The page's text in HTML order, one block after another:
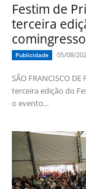
Festim de
terceira
Publicidade 05/08/
SÃO FRANCISCO
terceira edição do
o evento...